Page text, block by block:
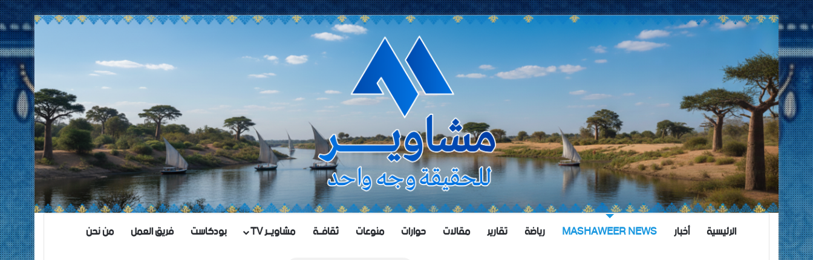
الرئيسية أخبار MASHAWEER NEWS رياضة تقارير مقالات حوارات منوعات ثقافــة مشاويــر TV بودكاست فريق العمل من نحن